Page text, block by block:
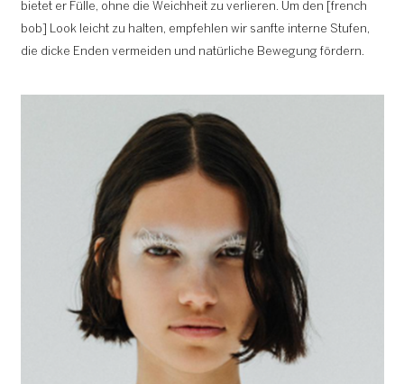
bietet er Fülle, ohne die Weichheit zu verlieren. Um den [french
bob] Look leicht zu halten, empfehlen wir sanfte interne Stufen,
die dicke Enden vermeiden und natürliche Bewegung fördern.